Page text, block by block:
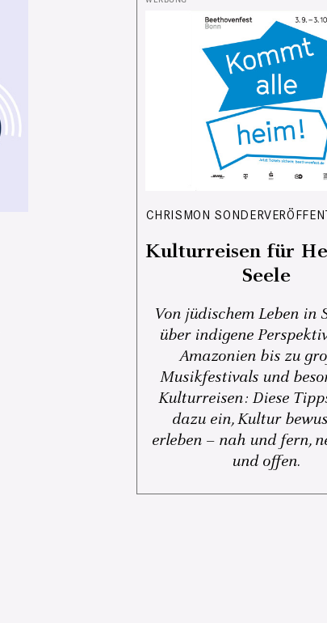
CHRISMON
Kulturreisen für
Seele
Von jüdischem Leben in
über indigene
Amazonien bis zu
Musikfestivals und
Kulturreisen: Diese
dazu ein, Kultur
erleben – nah und fern,
und offen.